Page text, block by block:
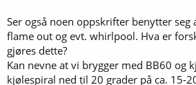
Ser også noen oppskrifter benytter seg
flame out og evt. whirlpool. Hva er
gjøres dette?
Kan nevne at vi brygger med BB60 og
kjølespiral ned til 20 grader på ca. 15-